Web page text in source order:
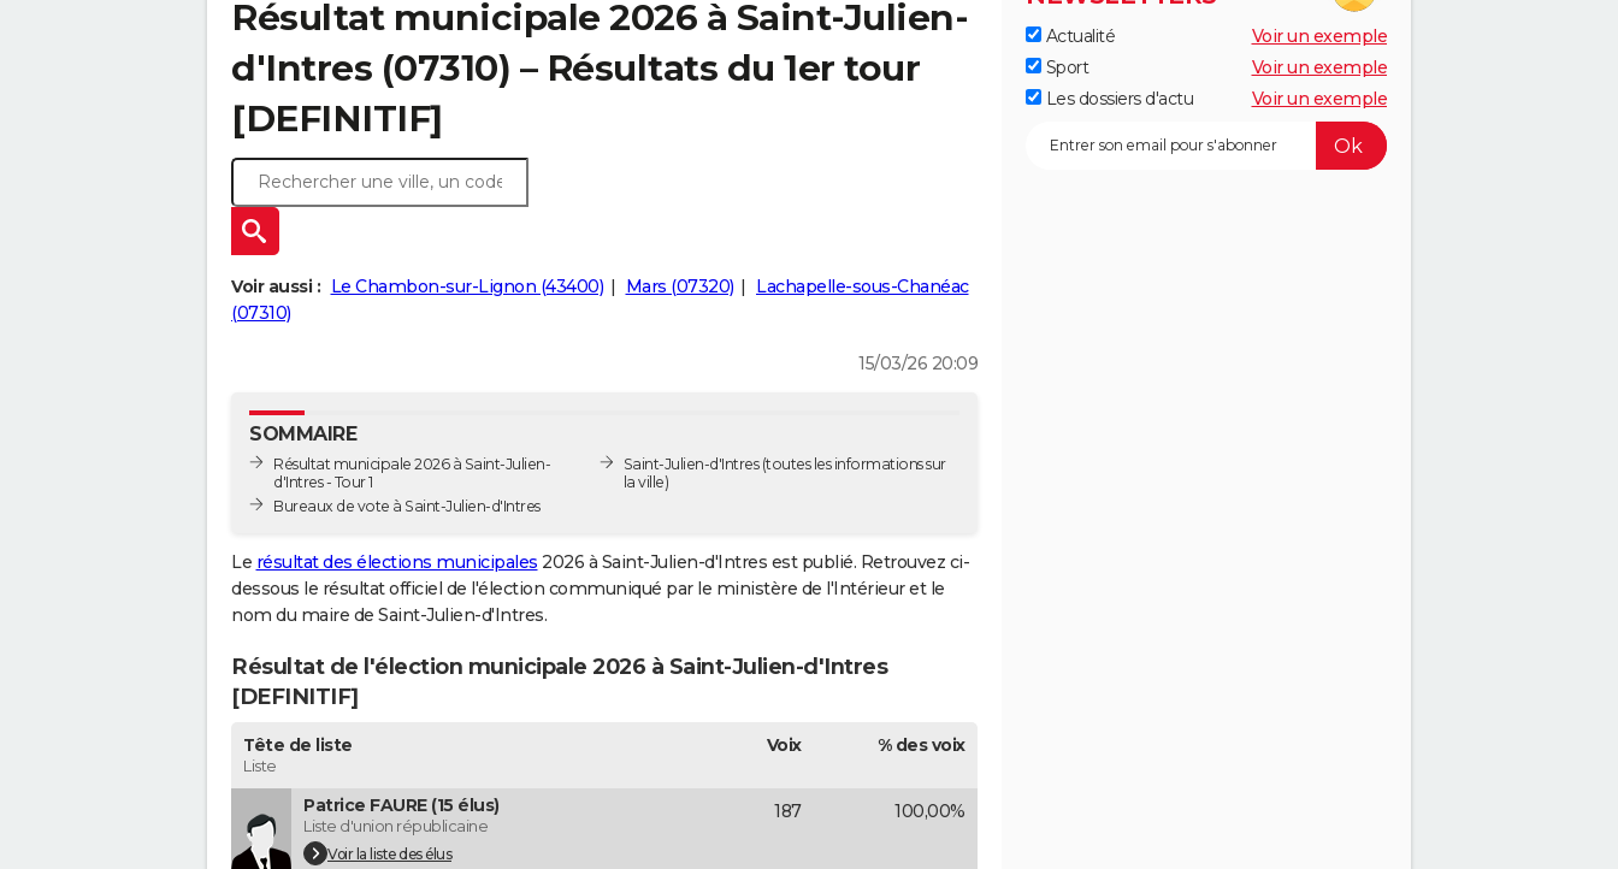
Résultat municipale 2026 à Saint-Julien-
d'Intres (07310) – Résultats du 1er tour
[DEFINITIF]
Voir aussi : Le Chambon-sur-Lignon (43400) Mars (07320)
Lachapelle-sous-Chanéac
(07310)
15/03/26 20:09
SOMMAIRE
Résultat municipale 2026 à Saint-Julien-
d'Intres - Tour 1
Bureaux de vote à Saint-Julien-d'Intres
Saint-Julien-d'Intres(toutes les informations sur
la ville)
Le résultat des élections municipales 2026 à Saint-Julien-d'Intres est publié. Retrouvez ci-
dessous le résultat officiel de l'élection communiqué par le ministère de l'Intérieur et le
nom du maire de Saint-Julien-d'Intres.
Résultat de l'élection municipale 2026 à Saint-Julien-d'Intres
[DEFINITIF]
Tête de liste
Liste
Voix % des voix
Patrice FAURE (15 élus)
Liste d'union républicaine
Voir la liste des élus
187 100,00%
Actualité
Voir un exemple
Sport
Voir un exemple
Les dossiers d'actu
Voir un exemple